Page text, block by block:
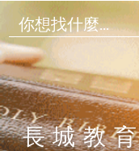
長城教